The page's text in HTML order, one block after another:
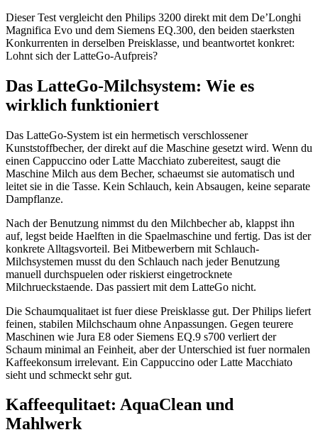
Dieser Test vergleicht den Philips 3200 direkt mit dem De’Longhi
Magnifica Evo und dem Siemens EQ.300, den beiden staerksten
Konkurrenten in derselben Preisklasse, und beantwortet konkret:
Lohnt sich der LatteGo-Aufpreis?
Das LatteGo-Milchsystem: Wie es
wirklich funktioniert
Das LatteGo-System ist ein hermetisch verschlossener
Kunststoffbecher, der direkt auf die Maschine gesetzt wird. Wenn du
einen Cappuccino oder Latte Macchiato zubereitest, saugt die
Maschine Milch aus dem Becher, schaeumst sie automatisch und
leitet sie in die Tasse. Kein Schlauch, kein Absaugen, keine separate
Dampflanze.
Nach der Benutzung nimmst du den Milchbecher ab, klappst ihn
auf, legst beide Haelften in die Spaelmaschine und fertig. Das ist der
konkrete Alltagsvorteil. Bei Mitbewerbern mit Schlauch-
Milchsystemen musst du den Schlauch nach jeder Benutzung
manuell durchspuelen oder riskierst eingetrocknete
Milchrueckstaende. Das passiert mit dem LatteGo nicht.
Die Schaumqualitaet ist fuer diese Preisklasse gut. Der Philips liefert
feinen, stabilen Milchschaum ohne Anpassungen. Gegen teurere
Maschinen wie Jura E8 oder Siemens EQ.9 s700 verliert der
Schaum minimal an Feinheit, aber der Unterschied ist fuer normalen
Kaffeekonsum irrelevant. Ein Cappuccino oder Latte Macchiato
sieht und schmeckt sehr gut.
Kaffeequlitaet: AquaClean und
Mahlwerk